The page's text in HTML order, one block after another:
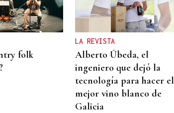
folk
LA REVISTA
Alberto Úbeda, el
ingeniero que dejó la
tecnología para hacer el
mejor vino blanco de
Galicia